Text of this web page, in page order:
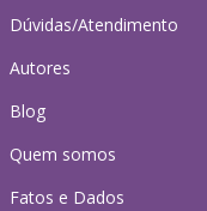
Dúvidas/Atendimento
Autores
Blog
Quem somos
Fatos e Dados